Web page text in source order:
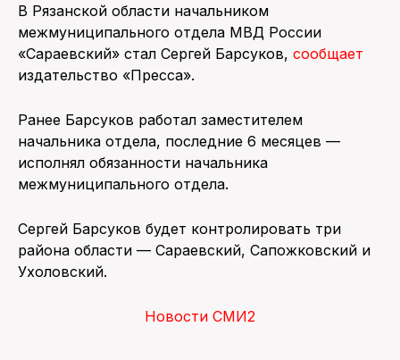
В Рязанской области начальником
межмуниципального отдела МВД России
«Сараевский» стал Сергей Барсуков, сообщает
издательство «Пресса».
Ранее Барсуков работал заместителем
начальника отдела, последние 6 месяцев —
исполнял обязанности начальника
межмуниципального отдела.
Сергей Барсуков будет контролировать три
района области — Сараевский, Сапожковский и
Ухоловский.
Новости СМИ2